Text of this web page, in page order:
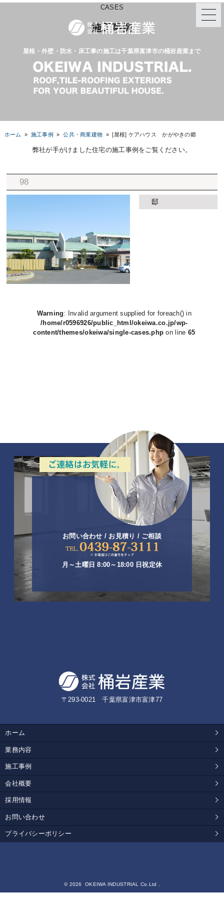
屋根・外壁・防水・床工事の施工は千葉県富津市の桶岩産業まで
CASES
施工事例
ホーム » 施工事例 »公共・商業建物 »[屋根] ケアハウス かがやきの郷
弊社が手がけました住宅の施工事例をご覧ください。
98
邸
Warning: Invalid argument supplied for foreach() in
/home/r0596926/public_html/okeiwa.co.jp/wp-
content/themes/okeiwa/single-cases.php on line 65
お問い合わせ / お見積り / ご相談
月～土曜日 8:00～18:00 日祝定休
〒293-0021 千葉県富津市富津77
ホーム
業務内容
施工事例
会社概要
採用情報
お問い合わせ
プライバシーポリシー
© 2026 OKEIWA INDUSTRIAL Co.Ltd .